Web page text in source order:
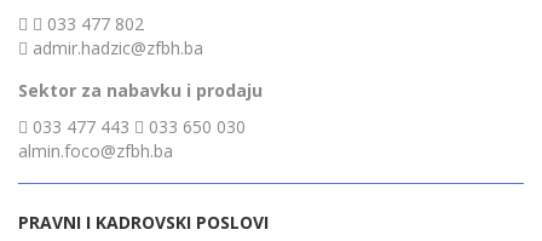
033 477 802
admir.hadzic@zfbh.ba
Sektor za nabavku i prodaju
033 477 443
033 650 030
almin.foco@zfbh.ba
PRAVNI I KADROVSKI POSLOVI